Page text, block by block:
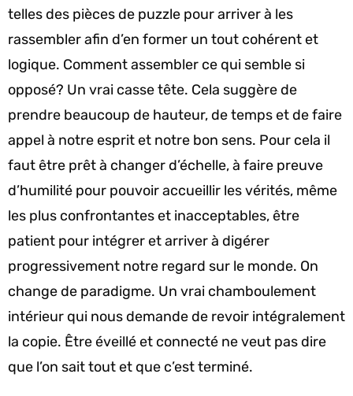
telles des pièces de puzzle pour arriver à les
rassembler afin d’en former un tout cohérent et
logique. Comment assembler ce qui semble si
opposé? Un vrai casse tête. Cela suggère de
prendre beaucoup de hauteur, de temps et de faire
appel à notre esprit et notre bon sens. Pour cela il
faut être prêt à changer d’échelle, à faire preuve
d’humilité pour pouvoir accueillir les vérités, même
les plus confrontantes et inacceptables, être
patient pour intégrer et arriver à digérer
progressivement notre regard sur le monde. On
change de paradigme. Un vrai chamboulement
intérieur qui nous demande de revoir intégralement
la copie. Être éveillé et connecté ne veut pas dire
que l’on sait tout et que c’est terminé.